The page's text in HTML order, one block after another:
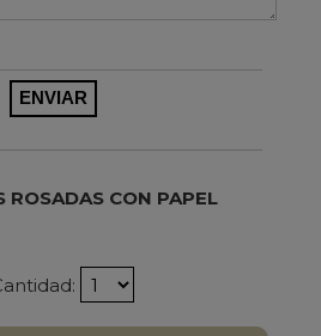
ROSADAS CON PAPEL